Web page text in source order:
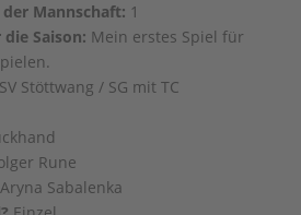
Mannschaft: 1
Saison: Mein erstes Spiel für
SV Stöttwang / SG mit TC
Rune
Aryna Sabalenka